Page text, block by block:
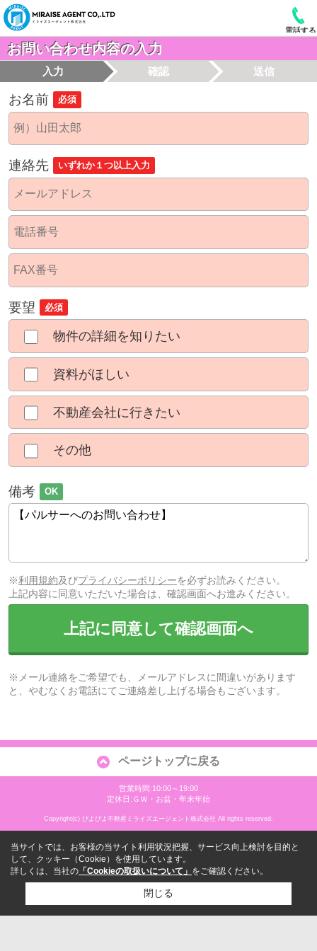
電話する
お問い合わせ内容の入力
入力 確認 送信
お名前 必須
連絡先 いずれか１つ以上入力
要望 必須
物件の詳細を知りたい
資料がほしい
不動産会社に行きたい
その他
備考 OK
※利用規約及びプライバシーポリシーを必ずお読みください。
上記内容に同意いただいた場合は、確認画面へお進みください。
上記に同意して確認画面へ
※メール連絡をご希望でも、メールアドレスに間違いがあります
と、やむなくお電話にてご連絡差し上げる場合もございます。
ページトップに戻る
営業時間:10:00～19:00
定休日:ＧＷ・お盆・年末年始
Copyright(c) ぴよぴよ不動産ミライズエージェント株式会社 All rights reserved.
当サイトでは、お客様の当サイト利用状況把握、サービス向上検討を目的と
して、クッキー（Cookie）を使用しています。
詳しくは、当社の 「Cookieの取扱いについて」 をご確認ください。
閉じる